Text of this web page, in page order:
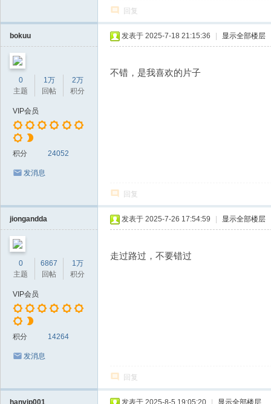
回复
bokuu
0
主题
1万
回帖
2万
积分
VIP会员
积分 24052
发消息
发表于 2025-7-18 21:15:36 显示全部楼层
不错，是我喜欢的片子
回复
jiongandda
0
主题
6867
回帖
1万
积分
VIP会员
积分 14264
发消息
发表于 2025-7-26 17:54:59 显示全部楼层
走过路过，不要错过
回复
hanvip001 发表于 2025-8-5 19:05:20 显示全部楼层